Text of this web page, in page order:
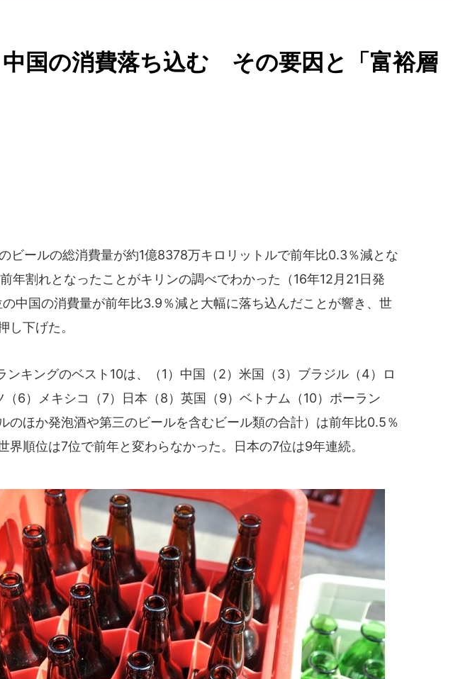
中国の消費落ち込む その要因と「富裕層
ビールの総消費量が約1億8378万キロリットルで前年比0.3％減とな
年割れとなったことがキリンの調べでわかった（16年12月21日発
中国の消費量が前年比3.9％減と大幅に落ち込んだことが響き、世
し下げた。
ンキングのベスト10は、（1）中国（2）米国（3）ブラジル（4）ロ
（6）メキシコ（7）日本（8）英国（9）ベトナム（10）ポーラン
のほか発泡酒や第三のビールを含むビール類の合計）は前年比0.5％
界順位は7位で前年と変わらなかった。日本の7位は9年連続。